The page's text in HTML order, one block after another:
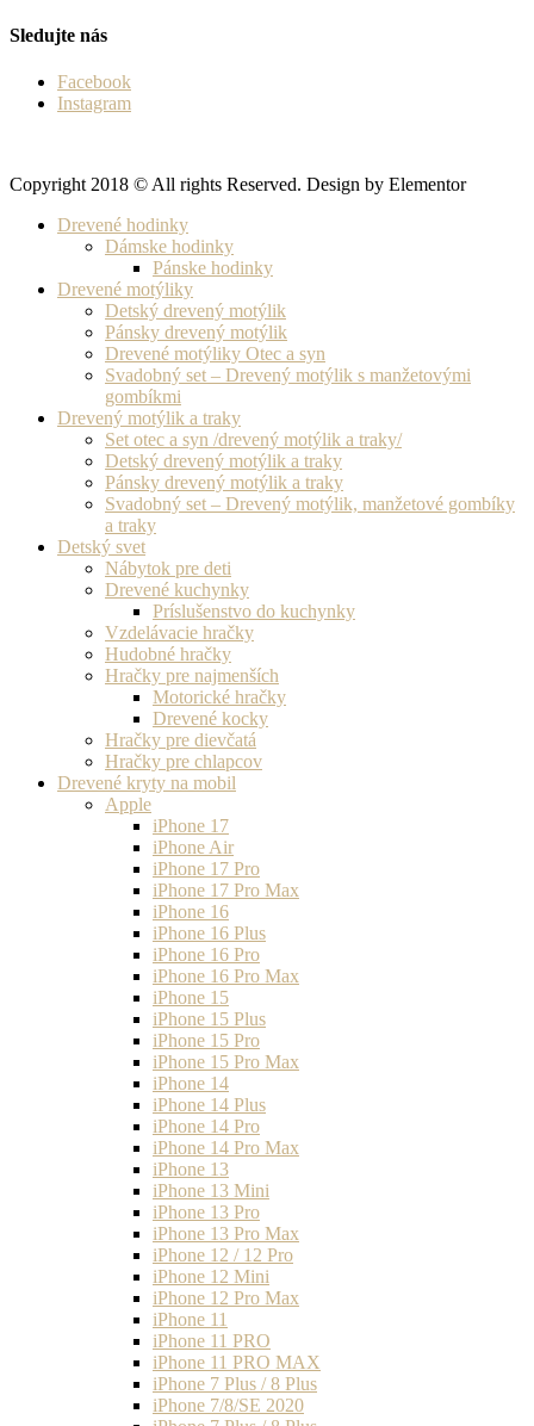
Sledujte nás
Facebook
Instagram
Copyright 2018 © All rights Reserved. Design by Elementor
Drevené hodinky
Dámske hodinky
Pánske hodinky
Drevené motýliky
Detský drevený motýlik
Pánsky drevený motýlik
Drevené motýliky Otec a syn
Svadobný set – Drevený motýlik s manžetovými
gombíkmi
Drevený motýlik a traky
Set otec a syn /drevený motýlik a traky/
Detský drevený motýlik a traky
Pánsky drevený motýlik a traky
Svadobný set – Drevený motýlik, manžetové gombíky
a traky
Detský svet
Nábytok pre deti
Drevené kuchynky
Príslušenstvo do kuchynky
Vzdelávacie hračky
Hudobné hračky
Hračky pre najmenších
Motorické hračky
Drevené kocky
Hračky pre dievčatá
Hračky pre chlapcov
Drevené kryty na mobil
Apple
iPhone 17
iPhone Air
iPhone 17 Pro
iPhone 17 Pro Max
iPhone 16
iPhone 16 Plus
iPhone 16 Pro
iPhone 16 Pro Max
iPhone 15
iPhone 15 Plus
iPhone 15 Pro
iPhone 15 Pro Max
iPhone 14
iPhone 14 Plus
iPhone 14 Pro
iPhone 14 Pro Max
iPhone 13
iPhone 13 Mini
iPhone 13 Pro
iPhone 13 Pro Max
iPhone 12 / 12 Pro
iPhone 12 Mini
iPhone 12 Pro Max
iPhone 11
iPhone 11 PRO
iPhone 11 PRO MAX
iPhone 7 Plus / 8 Plus
iPhone 7/8/SE 2020